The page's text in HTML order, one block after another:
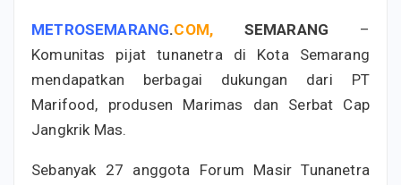
METROSEMARANG.COM, SEMARANG –
Komunitas pijat tunanetra di Kota Semarang
mendapatkan berbagai dukungan dari PT
Marifood, produsen Marimas dan Serbat Cap
Jangkrik Mas.
Sebanyak 27 anggota Forum Masir Tunanetra